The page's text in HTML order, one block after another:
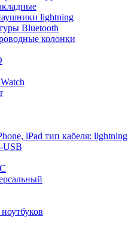
lightning
Bluetooth
колонки
iPad тип кабеля: lightning
USB